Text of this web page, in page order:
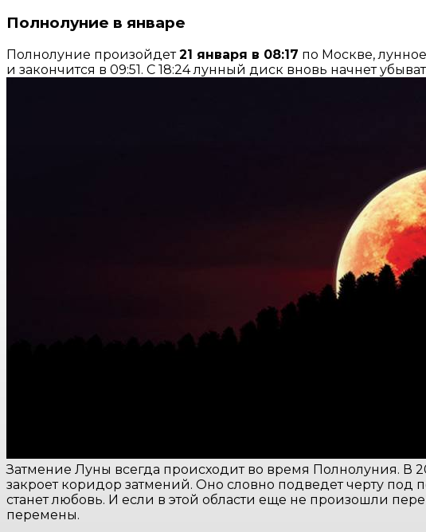
Полнолуние в январе
Полнолуние произойдет21 января в 08:17 по Москве,
и закончится в 09:51. С 18:24 лунный диск вновь начнет
Затмение Луны всегда происходит во время Полнолуния. В
закроет коридор затмений. Оно словно подведет черту
станет любовь. И если в этой области еще не произошли
перемены.